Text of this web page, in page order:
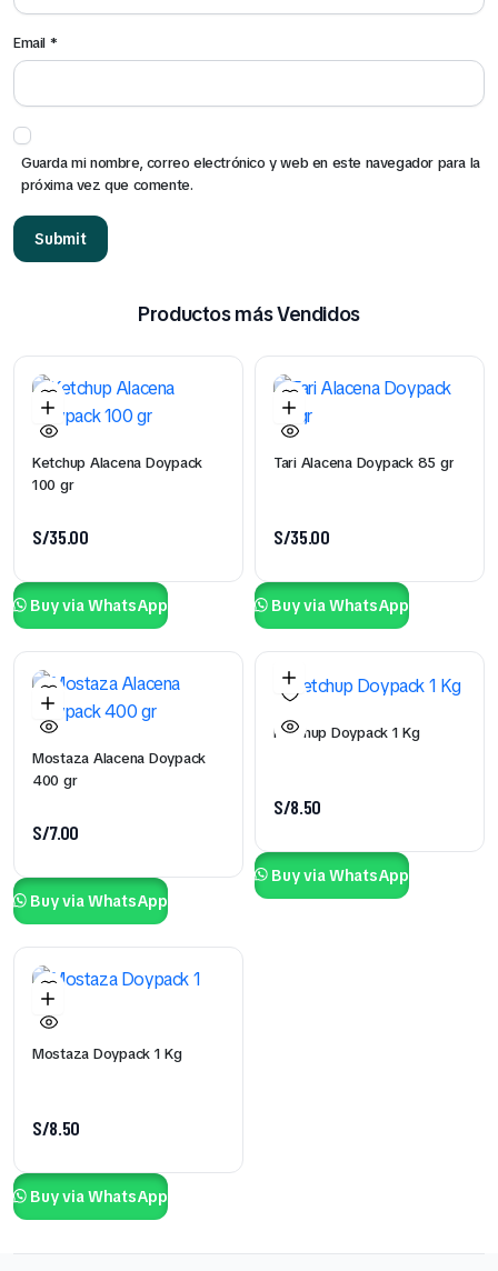
Email *
Guarda mi nombre, correo electrónico y web en este navegador para la
próxima vez que comente.
Productos más Vendidos
Ketchup Alacena Doypack
100 gr
S/35.00
Buy via WhatsApp
Tari Alacena Doypack 85 gr
S/35.00
Buy via WhatsApp
Mostaza Alacena Doypack
400 gr
S/7.00
Buy via WhatsApp
Ketchup Doypack 1 Kg
S/8.50
Buy via WhatsApp
Mostaza Doypack 1 Kg
S/8.50
Buy via WhatsApp